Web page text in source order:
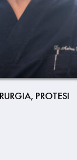
PROTESI